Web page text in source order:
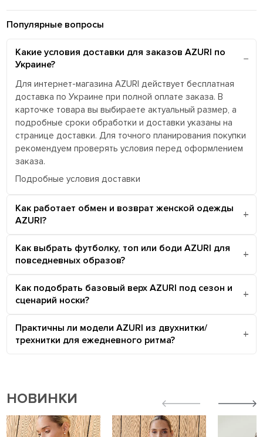
Популярные вопросы
Какие условия доставки для заказов AZURI по
Украине?
Для интернет-магазина AZURI действует бесплатная
доставка по Украине при полной оплате заказа. В
карточке товара вы выбираете актуальный размер, а
подробные сроки обработки и доставки указаны на
странице доставки. Для точного планирования покупки
рекомендуем проверять условия перед оформлением
заказа.
Подробные условия доставки
Как работает обмен и возврат женской одежды
AZURI?
Как выбрать футболку, топ или боди AZURI для
повседневных образов?
Как подобрать базовый верх AZURI под сезон и
сценарий носки?
Практичны ли модели AZURI из двухнитки/
трехнитки для ежедневного ритма?
НОВИНКИ